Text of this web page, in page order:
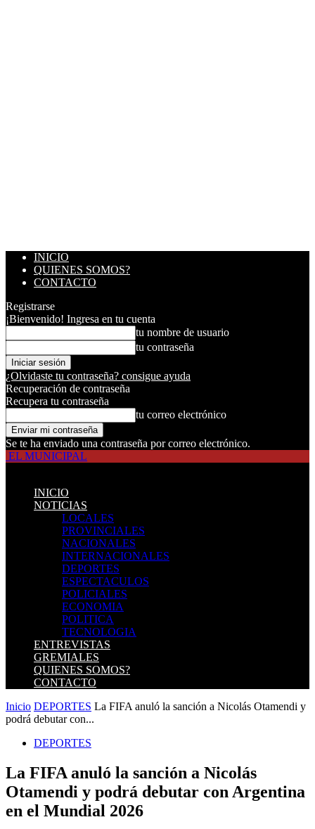
INICIO
QUIENES SOMOS?
CONTACTO
Registrarse
¡Bienvenido! Ingresa en tu cuenta
tu nombre de usuario
tu contraseña
¿Olvidaste tu contraseña? consigue ayuda
Recuperación de contraseña
Recupera tu contraseña
tu correo electrónico
Se te ha enviado una contraseña por correo electrónico.
EL MUNICIPAL
INICIO
NOTICIAS
LOCALES
PROVINCIALES
NACIONALES
INTERNACIONALES
DEPORTES
ESPECTACULOS
POLICIALES
ECONOMIA
POLITICA
TECNOLOGIA
ENTREVISTAS
GREMIALES
QUIENES SOMOS?
CONTACTO
Inicio DEPORTES La FIFA anuló la sanción a Nicolás Otamendi y
podrá debutar con...
DEPORTES
La FIFA anuló la sanción a Nicolás
Otamendi y podrá debutar con Argentina
en el Mundial 2026